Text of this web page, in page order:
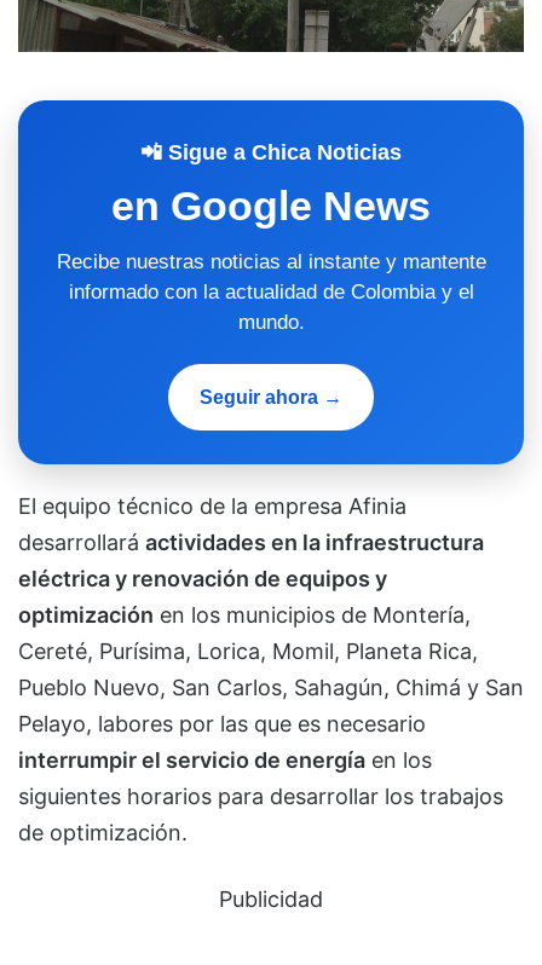
📲 Sigue a Chica Noticias
en Google News
Recibe nuestras noticias al instante y mantente
informado con la actualidad de Colombia y el
mundo.
Seguir ahora →
El equipo técnico de la empresa Afinia
desarrollará actividades en la infraestructura
eléctrica y renovación de equipos y
optimización en los municipios de Montería,
Cereté, Purísima, Lorica, Momil, Planeta Rica,
Pueblo Nuevo, San Carlos, Sahagún, Chimá y San
Pelayo, labores por las que es necesario
interrumpir el servicio de energía en los
siguientes horarios para desarrollar los trabajos
de optimización.
Publicidad